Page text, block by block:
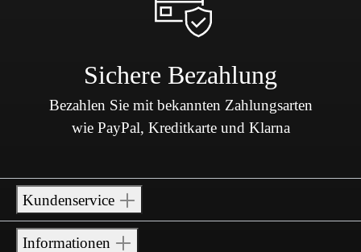
Sichere Bezahlung
Bezahlen Sie mit bekannten Zahlungsarten
wie PayPal, Kreditkarte und Klarna
Kundenservice
Informationen